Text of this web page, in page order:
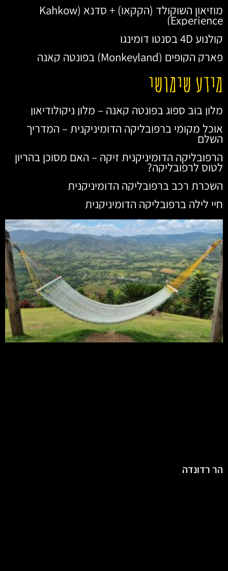
מוזיאון השוקולד (הקקאו) + סדנא (Kahkow
Experience)
קולנוע 4D בסנטו דומינגו
פארק הקופים (Monkeyland) בפונטה קאנה
מידע שימושי
מלון בוב ספוג בפונטה קאנה – מלון ניקולודיאון
אוכל מקומי ברפובליקה הדומיניקנית – המדריך
השלם
הרפובליקה הדומיניקנית זיקה – האם מסוכן בהריון
לטוס לרפובליקה?
השכרת רכב ברפובליקה הדומיניקנית
חיי לילה ברפובליקה הדומיניקנית
הר רדונדה